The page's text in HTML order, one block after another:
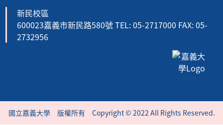
新民校區
600023嘉義市新民路580號 TEL: 05-2717000 FAX: 05-
2732956
國立嘉義大學 版權所有 Copyright © 2022 All Rights Reserved.